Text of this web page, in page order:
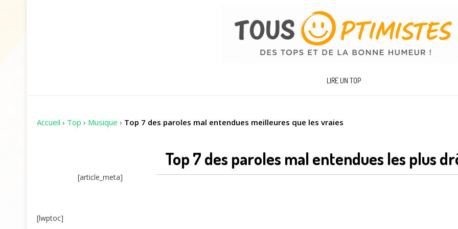
LIRE UN TOP
Accueil › Top › Musique › Top 7 des paroles mal entendues meilleures que les vraies
Top 7 des paroles mal entendues les plus
[article_meta]
[lwptoc]